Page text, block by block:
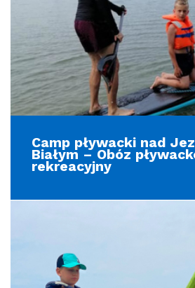
Camp pływacki nad
Białym – Obóz
rekreacyjny